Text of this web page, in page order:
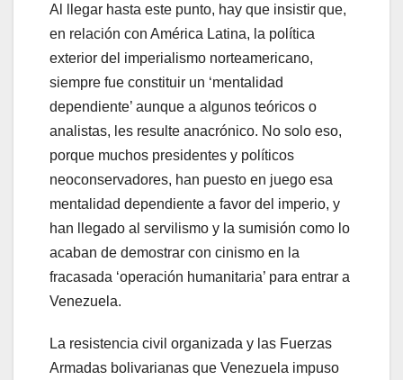
Al llegar hasta este punto, hay que insistir que,
en relación con América Latina, la política
exterior del imperialismo norteamericano,
siempre fue constituir un ‘mentalidad
dependiente’ aunque a algunos teóricos o
analistas, les resulte anacrónico. No solo eso,
porque muchos presidentes y políticos
neoconservadores, han puesto en juego esa
mentalidad dependiente a favor del imperio, y
han llegado al servilismo y la sumisión como lo
acaban de demostrar con cinismo en la
fracasada ‘operación humanitaria’ para entrar a
Venezuela.
La resistencia civil organizada y las Fuerzas
Armadas bolivarianas que Venezuela impuso